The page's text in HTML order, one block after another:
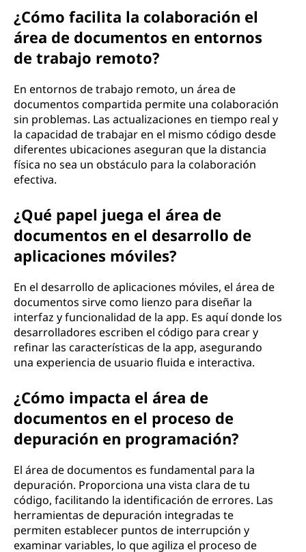
¿Cómo facilita la colaboración el
área de documentos en entornos
de trabajo remoto?
En entornos de trabajo remoto, un área de
documentos compartida permite una colaboración
sin problemas. Las actualizaciones en tiempo real y
la capacidad de trabajar en el mismo código desde
diferentes ubicaciones aseguran que la distancia
física no sea un obstáculo para la colaboración
efectiva.
¿Qué papel juega el área de
documentos en el desarrollo de
aplicaciones móviles?
En el desarrollo de aplicaciones móviles, el área de
documentos sirve como lienzo para diseñar la
interfaz y funcionalidad de la app. Es aquí donde los
desarrolladores escriben el código para crear y
refinar las características de la app, asegurando
una experiencia de usuario fluida e interactiva.
¿Cómo impacta el área de
documentos en el proceso de
depuración en programación?
El área de documentos es fundamental para la
depuración. Proporciona una vista clara de tu
código, facilitando la identificación de errores. Las
herramientas de depuración integradas te
permiten establecer puntos de interrupción y
examinar variables, lo que agiliza el proceso de